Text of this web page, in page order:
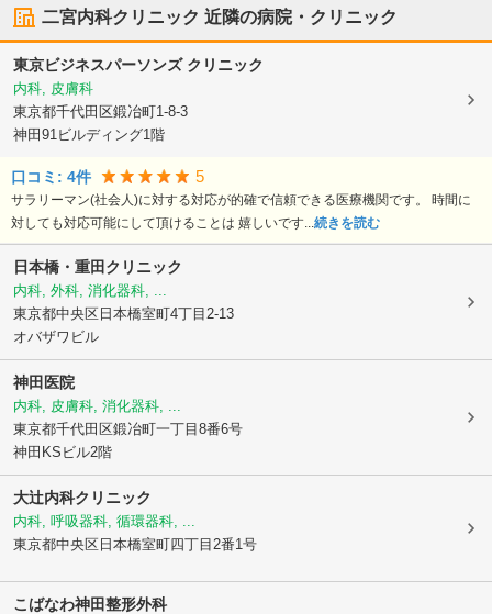
二宮内科クリニック 近隣の病院・クリニック
東京ビジネスパーソンズ クリニック
内科, 皮膚科
東京都千代田区鍛冶町1-8-3
神田91ビルディング1階
口コミ: 4件 5
サラリーマン(社会人)に対する対応が的確で信頼できる医療機関です。 時間に
対しても対応可能にして頂けることは 嬉しいです...続きを読む
日本橋・重田クリニック
内科, 外科, 消化器科, ...
東京都中央区 日本橋室町4丁目2-13
オバザワビル
神田医院
内科, 皮膚科, 消化器科, ...
東京都千代田区鍛冶町一丁目8番6号
神田KSビル2階
大辻内科クリニック
内科, 呼吸器科, 循環器科, ...
東京都中央区 日本橋室町四丁目2番1号
こばなわ神田整形外科